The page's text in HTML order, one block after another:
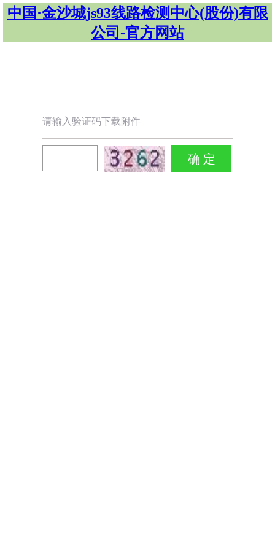
中国·金沙城js93线路检测中心(股份)有限
公司-官方网站
请输入验证码下载附件